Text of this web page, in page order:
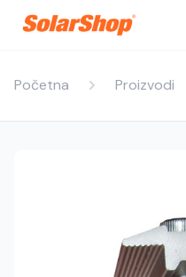
Početna Proizvodi